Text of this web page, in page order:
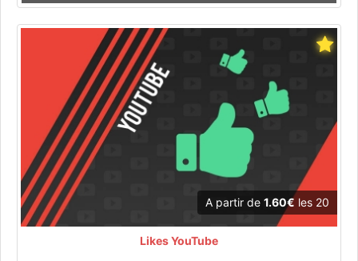
A partir de 1.60€ les 20
Likes YouTube